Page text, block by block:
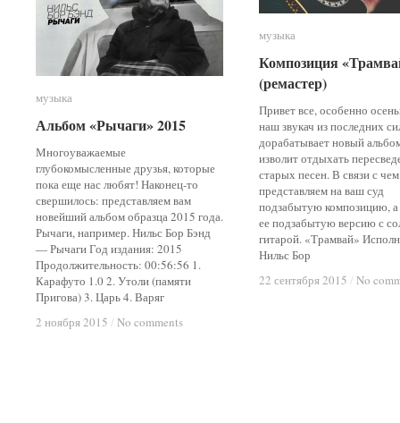
музыка
Альбом «Рычаги» 2015
Многоуважаемые
глубокомысленные друзья, которые
пока еще нас любят! Наконец-то
свершилось: представляем вам
новейший альбом образца 2015 года.
Рычаги, например. Нильс Бор Бэнд
— Рычаги Год издания: 2015
Продолжительность: 00:56:56 1.
Карафуто 1.0 2. Утоли (памяти
Пригова) 3. Царь 4. Варяг
2 ноября 2015 / No comments
музыка
Альбом «Рычаги» 2015
2 ноября 2015 / No comments
музыка
Композиция
(ремастер)
Привет все, особенно
наш звукач из последних
дорабатывает новый
изволит отдыхать
старых песен. В связи с чем
представляем на ваш суд
подзабытую композицию, а
ее подзабытую версию с
гитарой. «Трамвай»
Нильс Бор
22 сентября 2015 / No
музыка
Композиция
(ремастер)
22 сентября 2015 / No